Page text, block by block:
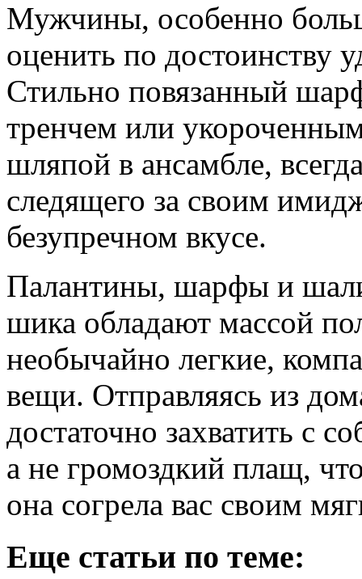
Мужчины, особенно
оценить по
Стильно повязанный
тренчем или
шляпой в ансамбле,
следящего за своим
безупречном вкусе.
Палантины, шарфы и
шика обладают массой
необычайно легкие,
вещи. Отправляясь из
достаточно захватить с
а не громоздкий плащ,
она согрела вас своим
Еще статьи по теме: